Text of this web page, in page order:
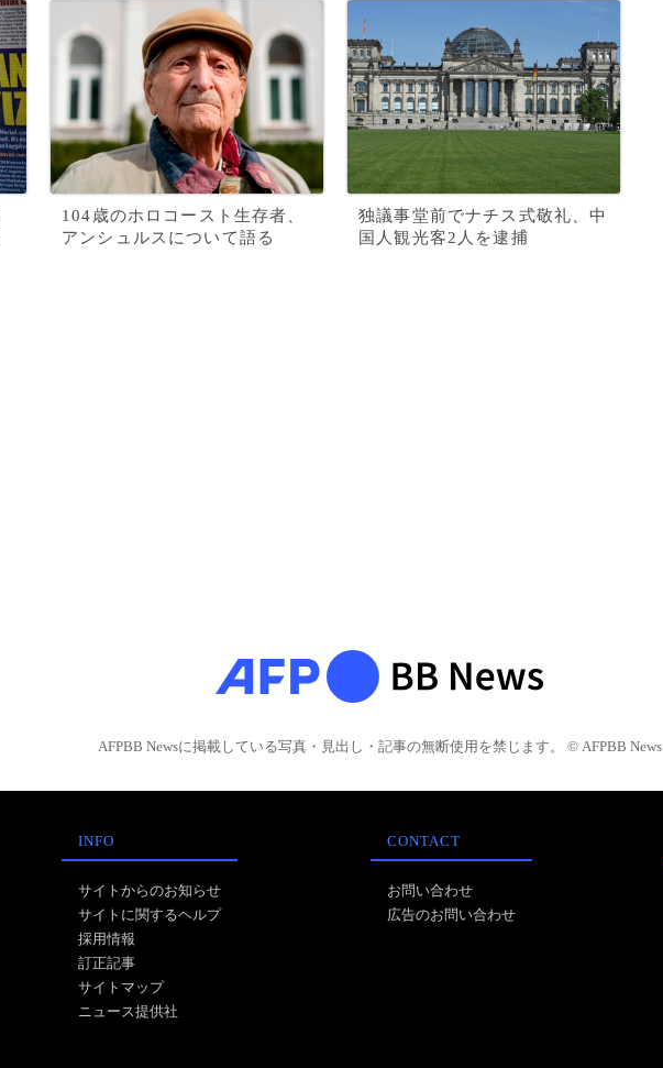
104歳のホロコースト生存者、
アンシュルスについて語る
独議事堂前でナチス式敬礼、中
国人観光客2人を逮捕
AFPBB Newsに掲載している写真・見出し・記事の無断使用を禁じます。 © AFPBB News
INFO
サイトからのお知らせ
サイトに関するヘルプ
採用情報
訂正記事
サイトマップ
ニュース提供社
CONTACT
お問い合わせ
広告のお問い合わせ